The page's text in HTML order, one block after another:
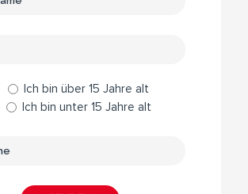
Ich bin über 15 Jahre alt
Ich bin unter 15 Jahre alt